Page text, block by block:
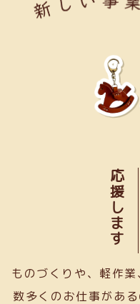
応援します
ものづくりや、軽作
数多くのお仕事があ